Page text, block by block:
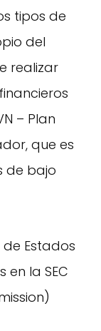
tipos de
del
realizar
– Plan
que es
de bajo
Estados
la SEC